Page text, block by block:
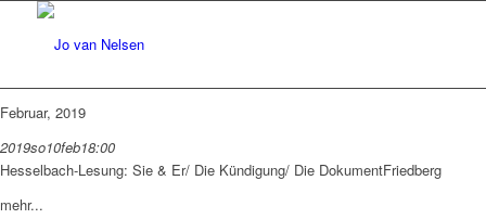
Februar, 2019
2019so10feb18:00
Hesselbach-Lesung: Sie & Er/ Die Kündigung/ Die DokumentFriedberg
mehr...